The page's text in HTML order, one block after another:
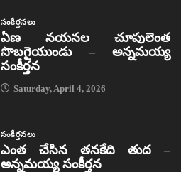
సంకీర్తనలు
ఏణ నయనల చూపులెంత
సొబగైయుండు – అన్నమయ్య
సంకీర్తన
Saturday, April 4, 2026
సంకీర్తనలు
ఎంత చేసిన తనకేది తుద –
అన్నమయ్య సంకీర్తన